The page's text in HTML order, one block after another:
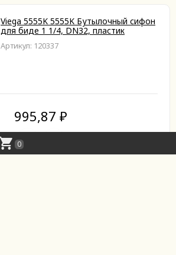
Viega 5555K 5555K Бутылочный сифон
для биде 1 1/4, DN32, пластик
Артикул: 120337
995,87 ₽
0